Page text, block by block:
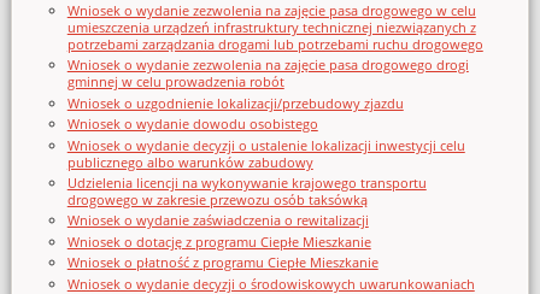
Wniosek o wydanie zezwolenia na zajęcie pasa drogowego w celu
umieszczenia urządzeń infrastruktury technicznej niezwiązanych z
potrzebami zarządzania drogami lub potrzebami ruchu drogowego
Wniosek o wydanie zezwolenia na zajęcie pasa drogowego drogi
gminnej w celu prowadzenia robót
Wniosek o uzgodnienie lokalizacji/przebudowy zjazdu
Wniosek o wydanie dowodu osobistego
Wniosek o wydanie decyzji o ustalenie lokalizacji inwestycji celu
publicznego albo warunków zabudowy
Udzielenia licencji na wykonywanie krajowego transportu
drogowego w zakresie przewozu osób taksówką
Wniosek o wydanie zaświadczenia o rewitalizacji
Wniosek o dotację z programu Ciepłe Mieszkanie
Wniosek o płatność z programu Ciepłe Mieszkanie
Wniosek o wydanie decyzji o środowiskowych uwarunkowaniach